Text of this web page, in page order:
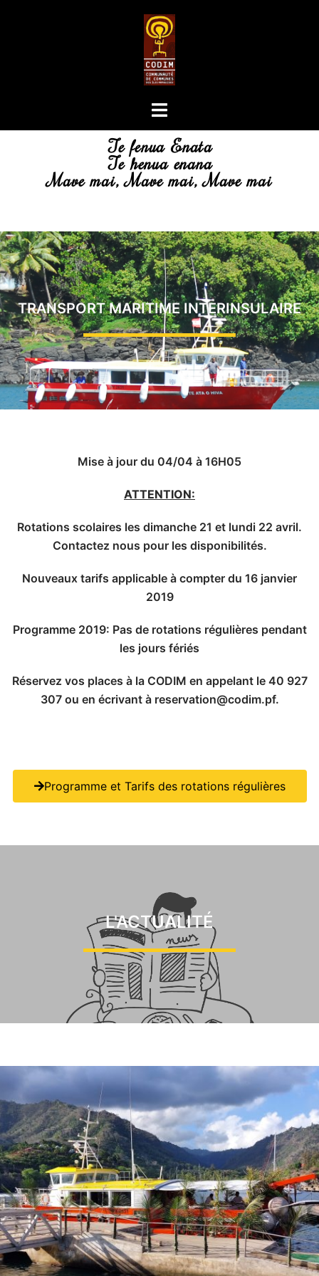
Te fenua Enata
Te henua enana
Mave mai, Mave mai, Mave mai
TRANSPORT MARITIME INTERINSULAIRE
Mise à jour du 04/04 à 16H05
ATTENTION:
Rotations scolaires les dimanche 21 et lundi 22 avril.
Contactez nous pour les disponibilités.
Nouveaux tarifs applicable à compter du 16 janvier
2019
Programme 2019: Pas de rotations régulières pendant
les jours fériés
Réservez vos places à la CODIM en appelant le 40 927
307 ou en écrivant à reservation@codim.pf.
Programme et Tarifs des rotations régulières
L'ACTUALITÉ